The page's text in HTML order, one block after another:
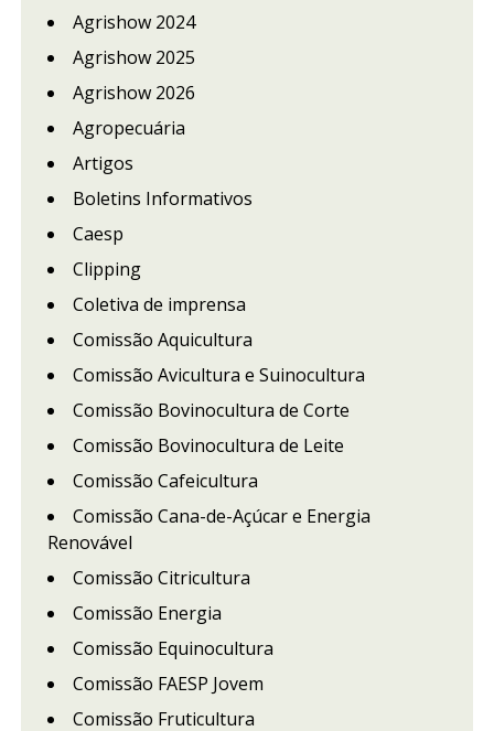
Agrishow 2024
Agrishow 2025
Agrishow 2026
Agropecuária
Artigos
Boletins Informativos
Caesp
Clipping
Coletiva de imprensa
Comissão Aquicultura
Comissão Avicultura e Suinocultura
Comissão Bovinocultura de Corte
Comissão Bovinocultura de Leite
Comissão Cafeicultura
Comissão Cana-de-Açúcar e Energia
Renovável
Comissão Citricultura
Comissão Energia
Comissão Equinocultura
Comissão FAESP Jovem
Comissão Fruticultura